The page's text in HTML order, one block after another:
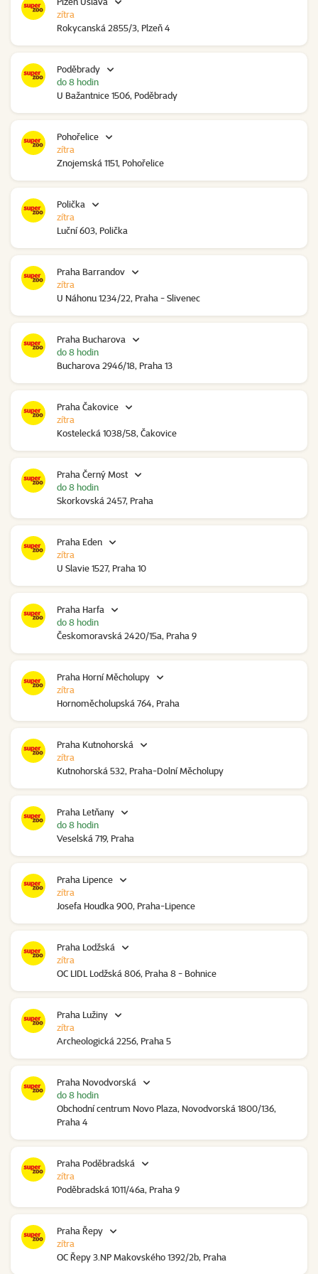
Rokycanská 2855/3, Plzeň 4
zítra
Poděbrady
U Bažantnice 1506, Poděbrady
do 8 hodin
Pohořelice
Znojemská 1151, Pohořelice
zítra
Polička
Luční 603, Polička
zítra
Praha Barrandov
U Náhonu 1234/22, Praha - Slivenec
zítra
Praha Bucharova
Bucharova 2946/18, Praha 13
do 8 hodin
Praha Čakovice
Kostelecká 1038/58, Čakovice
zítra
Praha Černý Most
Skorkovská 2457, Praha
do 8 hodin
Praha Eden
U Slavie 1527, Praha 10
zítra
Praha Harfa
Českomoravská 2420/15a, Praha 9
do 8 hodin
Praha Horní Měcholupy
Hornoměcholupská 764, Praha
zítra
Praha Kutnohorská
Kutnohorská 532, Praha-Dolní Měcholupy
zítra
Praha Letňany
Veselská 719, Praha
do 8 hodin
Praha Lipence
Josefa Houdka 900, Praha-Lipence
zítra
Praha Lodžská
OC LIDL Lodžská 806, Praha 8 - Bohnice
zítra
Praha Lužiny
Archeologická 2256, Praha 5
zítra
Praha Novodvorská
Obchodní centrum Novo Plaza, Novodvorská 1800/136,
Praha 4
do 8 hodin
Praha Poděbradská
Poděbradská 1011/46a, Praha 9
zítra
Praha Řepy
OC Řepy 3.NP Makovského 1392/2b, Praha
zítra